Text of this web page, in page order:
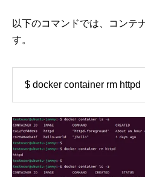
以下のコマンドでは、コンテ
す。
$ docker container rm httpd